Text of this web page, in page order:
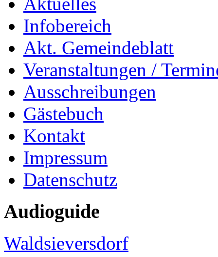
Infobereich
Akt. Gemeindeblatt
Veranstaltungen /
Ausschreibungen
Gästebuch
Kontakt
Impressum
Datenschutz
Audioguide
Waldsieversdorf